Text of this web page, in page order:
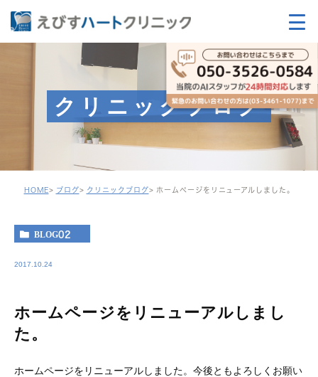
クリニックブログ
HOME ブログ クリニックブログ ホームページをリニューアルしました。
BLOG02
2017.10.24
ホームページをリニューアルしまし
た。
ホームページをリニューアルしました。今後ともよろしくお願い